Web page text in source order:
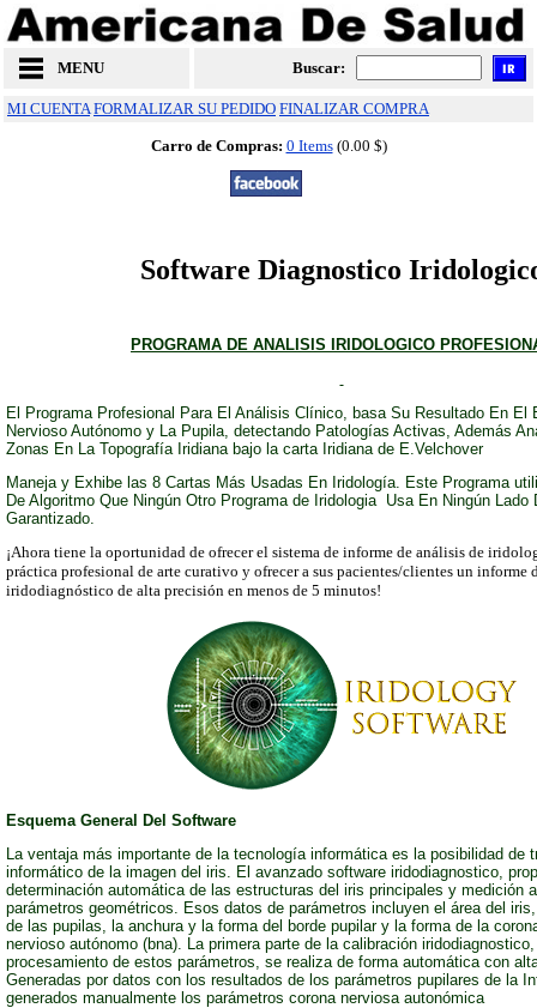
MENU Buscar:
MI CUENTA FORMALIZAR SU PEDIDO FINALIZAR COMPRA
Carro de Compras: 0 Items(0.00 $)
Software Diagnostico
PROGRAMA DE ANALISIS IRIDOLOGICO
El Programa Profesional Para El Análisis Clínico, basa Su Resultado En El
Nervioso Autónomo y La Pupila, detectando Patologías Activas, Además
Zonas En La Topografía Iridiana bajo la carta Iridiana de E.Velchover
Maneja y Exhibe las 8 Cartas Más Usadas En Iridología. Este Programa
De Algoritmo Que Ningún Otro Programa de Iridologia Usa En Ningún Lado
Garantizado.
¡Ahora tiene la oportunidad de ofrecer el sistema de informe de análisis de
práctica profesional de arte curativo y ofrecer a sus pacientes/clientes un informe
iridodiagnóstico de alta precisión en menos de 5 minutos!
Esquema General Del Software
La ventaja más importante de la tecnología informática es la posibilidad de
informático de la imagen del iris. El avanzado software iridodiagnostico,
determinación automática de las estructuras del iris principales y medición
parámetros geométricos. Esos datos de parámetros incluyen el área del
de las pupilas, la anchura y la forma del borde pupilar y la forma de la
nervioso autónomo (bna). La primera parte de la calibración
procesamiento de estos parámetros, se realiza de forma automática con
Generadas por datos con los resultados de los parámetros pupilares de la
generados manualmente los parámetros corona nerviosa autonómica